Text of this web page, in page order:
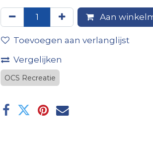
Aan
Toevoegen aan verlanglijst
Vergelijken
OCS Recreatie